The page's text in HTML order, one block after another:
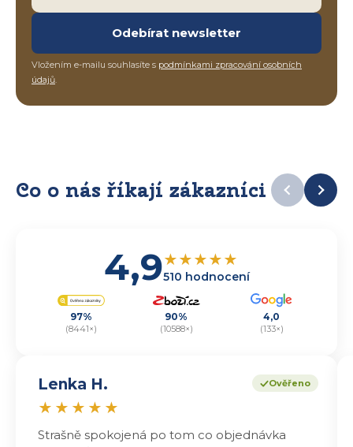
Odebírat newsletter
Vložením e-mailu souhlasíte s podmínkami zpracování osobních
údajů.
Co o nás říkají zákazníci
4,9★★★★★
510 hodnocení
97%
(8441×)
90%
(10588×)
4,0
(133×)
Ověřeno
Lenka H.
★ ★ ★ ★ ★
Strašně spokojená po tom co objednávka